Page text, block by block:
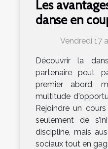
Les
danse en
partenaire
Vendredi 17
Découvrir la
partenaire peut
premier abord,
multitude
Rejoindre un
seulement de
discipline, mais
sociaux tout en